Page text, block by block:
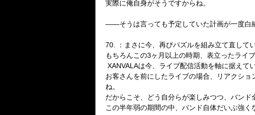
実際に俺自身がそうですからね。
――そうは言っても予定していた計画が一度白
70. ： まさに今、再びパズルを組み立て直して
もちろんこの3ヶ月以上の時期、表立ったライ
XANVALAは今、ライブ配信活動を軸に据えてい
お客さんを前にしたライブの場合、リアクシ
ね。
だからこそ、どう自分らが楽しみつつ、バンド
この半年弱の期間の中、バンド自体だいぶ強く